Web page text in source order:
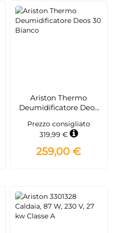
Ariston Thermo
Deumidificatore Deos
Prezzo consigliato
319,99 €
259,00 €